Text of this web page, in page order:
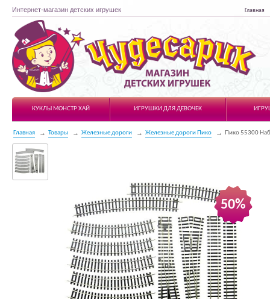
Интернет-магазин детских игрушек Главная
Чудесарик
КУКЛЫ МОНСТР ХАЙ
ИГРУШКИ ДЛЯ ДЕВОЧЕК
Главная Товары Железные дороги Железные дороги Пико Пико 55300
50%